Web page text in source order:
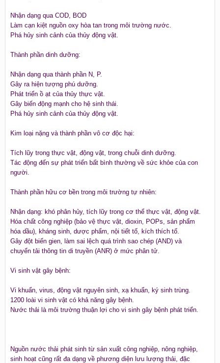
Nhận dạng qua COD, BOD
Làm cạn kiệt nguồn oxy hòa tan trong môi trường nước.
Phá hủy sinh cảnh của thủy động vật.
Thành phần dinh dưỡng:
Nhận dạng qua thành phần N, P.
Gây ra hiện tượng phú dưỡng.
Phát triển ồ ạt của thủy thực vật.
Gây biến động mạnh cho hệ sinh thái.
Phá hủy sinh cảnh của thủy động vật.
Kim loại nặng và thành phần vô cơ độc hại:
Tích lũy trong thực vật, động vật, trong chuỗi dinh dưỡng.
Tác động đến sự phát triển bất bình thường về sức khỏe của con
người.
Thành phần hữu cơ bền trong môi trường tự nhiên:
Nhận dạng: khó phân hủy, tích lũy trong cơ thể thực vật, động vật.
Hóa chất công nghiệp (bảo vệ thực vật, dioxin, POPs, sản phẩm
hóa dầu), kháng sinh, dược phẩm, nội tiết tố, kích thích tố.
Gây đột biến gien, làm sai lệch quá trình sao chép (AND) và
chuyển tải thông tin di truyền (ANR) ở mức phân tử.
Vi sinh vật gây bệnh:
Vi khuẩn, virus, động vật nguyên sinh, xạ khuẩn, ký sinh trùng.
1200 loài vi sinh vật có khả năng gây bệnh.
Nước thải là môi trường thuận lợi cho vi sinh gây bệnh phát triển.
Nguồn nước thải phát sinh từ sản xuất công nghiệp, nông nghiệp,
sinh hoạt cũng rất đa dạng về phương diện lưu lượng thải, đặc